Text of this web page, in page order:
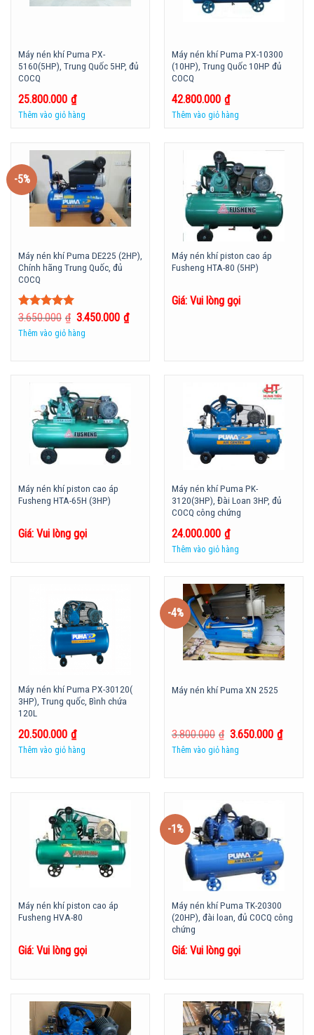
Máy nén khí Puma PX-
5160(5HP), Trung Quốc 5HP, đủ
COCQ
25.800.000 ₫
Thêm vào giỏ hàng
Máy nén khí Puma PX-10300
(10HP), Trung Quốc 10HP đủ
COCQ
42.800.000 ₫
Thêm vào giỏ hàng
-5%
Máy nén khí Puma DE225 (2HP),
Chính hãng Trung Quốc, đủ
COCQ
Được xếp
hạng5.005
sao
3.650.000 ₫ 3.450.000 ₫
Thêm vào giỏ hàng
Máy nén khí piston cao áp
Fusheng HTA-80 (5HP)
Giá: Vui lòng gọi
Máy nén khí piston cao áp
Fusheng HTA-65H (3HP)
Giá: Vui lòng gọi
Máy nén khí Puma PK-
3120(3HP), Đài Loan 3HP, đủ
COCQ công chứng
24.000.000 ₫
Thêm vào giỏ hàng
Máy nén khí Puma PX-30120(
3HP), Trung quốc, Bình chứa
120L
20.500.000 ₫
Thêm vào giỏ hàng
-4%
Máy nén khí Puma XN 2525
3.800.000 ₫ 3.650.000 ₫
Thêm vào giỏ hàng
Máy nén khí piston cao áp
Fusheng HVA-80
Giá: Vui lòng gọi
-1%
Máy nén khí Puma TK-20300
(20HP), đài loan, đủ COCQ công
chứng
Giá: Vui lòng gọi